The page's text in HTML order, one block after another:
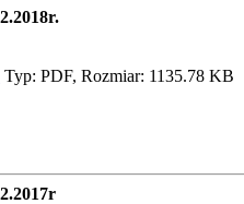
Typ: PDF, Rozmiar: 1135.78 KB